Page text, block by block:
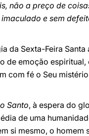
não a preço de
e sem
da Sexta-Feira Santa
de emoção espiritual,
com fé o Seu
Santo, à espera do
de uma
si mesmo, o homem